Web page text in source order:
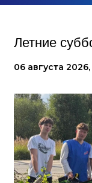
Летние
06 августа 2026,